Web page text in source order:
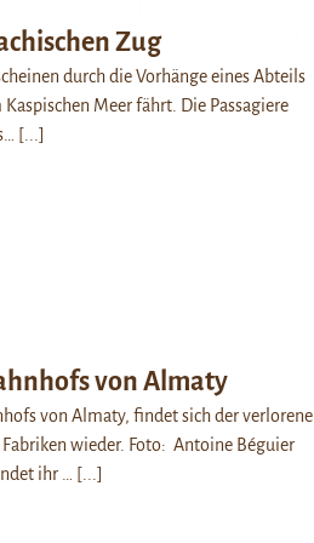
Zug
durch die Vorhänge eines Abteils
Meer fährt. Die Passagiere
[...]
von Almaty
von Almaty, findet sich der verlorene
wieder. Foto: Antoine Béguier
ihr …
[...]